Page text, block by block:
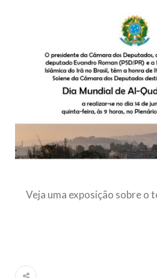
Falecimento do Imam Ali
(A.S.)
Em nome de Deus, o Clemente, o
muçulmanos, o Imam Ali Ibn Al-
(A.S.), conhecido por “Zein Al-
3 DE JULHO DE 2014
República Islâmica do Irã
Veja uma exposição sobre o